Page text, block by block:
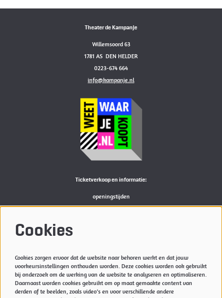
Theater de Kampanje
Willemsoord 63
1781 AS DEN HELDER
0223-674 664
info@kampanje.nl
Ticketverkoop en informatie:
openingstijden
Bekijkhierde actuele openingstijden van de Kampanje
Privacyverklaring & Cookies
Techniek
Vacatures
Cookies
Cookies zorgen ervoor dat de website naar behoren werkt en dat jouw
voorkeursinstellingen onthouden worden. Deze cookies worden ook gebruikt
bij onderzoek om de werking van de website te analyseren en optimaliseren.
Daarnaast worden cookies gebruikt om op maat gemaakte content van
derden af te beelden, zoals video’s en voor verschillende andere